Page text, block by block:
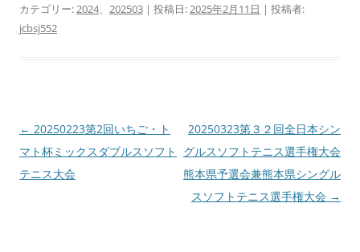
カテゴリー:2024、 202503 | 投稿日:2025年2月11日 | 投稿者:
jcbsj552
投
稿
ナ
← 20250223第2回いちご・ト
マト杯ミックスダブルスソフト
テニス大会
20250323第３２回全日本シン
グルスソフトテニス選手権大会
熊本県予選会兼熊本県シングル
スソフトテニス選手権大会 →